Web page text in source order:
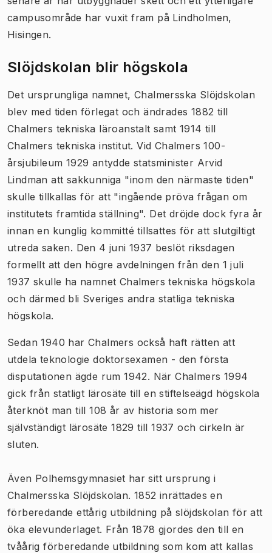
campusområde har vuxit fram på Lindholmen,
Hisingen.
Slöjdskolan blir högskola
Det ursprungliga namnet, Chalmersska Slöjdskolan
blev med tiden förlegat och ändrades 1882 till
Chalmers tekniska läroanstalt samt 1914 till
Chalmers tekniska institut. Vid Chalmers 100-
årsjubileum 1929 antydde statsminister Arvid
Lindman att sakkunniga "inom den närmaste tiden"
skulle tillkallas för att "ingående pröva frågan om
institutets framtida ställning". Det dröjde dock fyra år
innan en kunglig kommitté tillsattes för att slutgiltigt
utreda saken. Den 4 juni 1937 beslöt riksdagen
formellt att den högre avdelningen från den 1 juli
1937 skulle ha namnet Chalmers tekniska högskola
och därmed bli Sveriges andra statliga tekniska
högskola.
Sedan 1940 har Chalmers också haft rätten att
utdela teknologie doktorsexamen - den första
disputationen ägde rum 1942. När Chalmers 1994
gick från statligt lärosäte till en stiftelseägd högskola
återknöt man till 108 år av historia som mer
självständigt lärosäte 1829 till 1937 och cirkeln är
sluten.
Även Polhemsgymnasiet har sitt ursprung i
Chalmersska Slöjdskolan. 1852 inrättades en
förberedande ettårig utbildning på slöjdskolan för att
öka elevunderlaget. Från 1878 gjordes den till en
tvåårig förberedande utbildning som kom att kallas